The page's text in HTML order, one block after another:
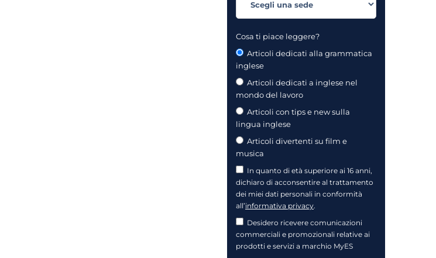
Cosa ti piace leggere?
Articoli dedicati alla grammatica
inglese
Articoli dedicati a inglese nel
mondo del lavoro
Articoli con tips e new sulla
lingua inglese
Articoli divertenti su film e
musica
In quanto di età superiore ai 16 anni,
dichiaro di acconsentire al trattamento
dei miei dati personali in conformità
all’informativa privacy.
Desidero ricevere comunicazioni
commerciali e promozionali relative ai
prodotti e servizi a marchio MyES